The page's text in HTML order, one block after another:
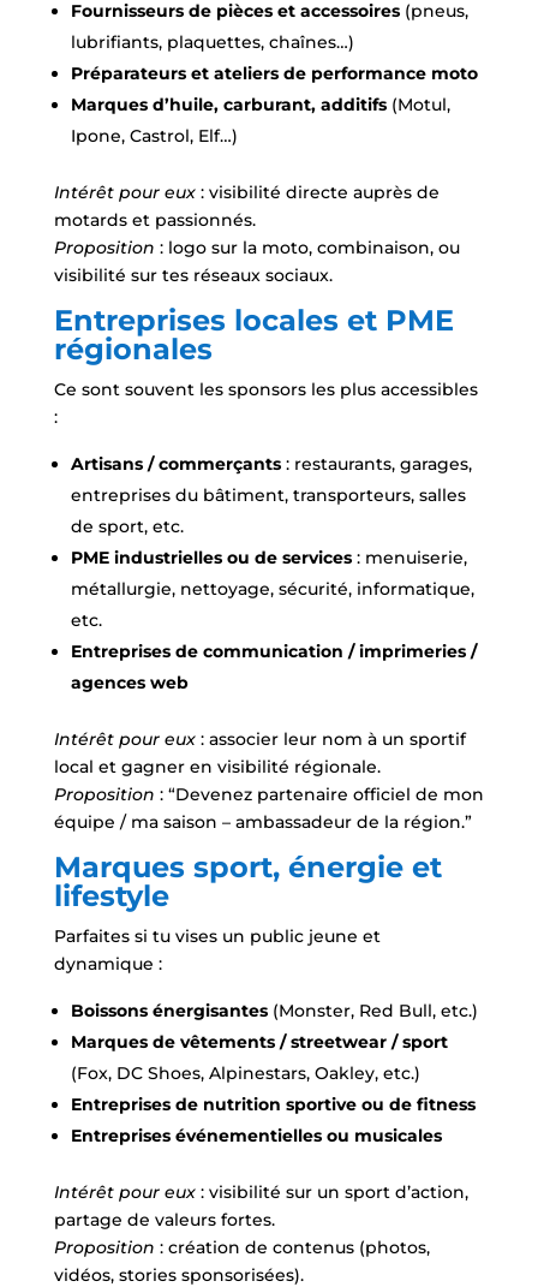
Fournisseurs de pièces et accessoires(pneus,
lubrifiants, plaquettes, chaînes…)
Préparateurs et ateliers de performance moto
Marques d’huile, carburant, additifs(Motul,
Ipone, Castrol, Elf…)
Intérêt pour eux: visibilité directe auprès de
motards et passionnés.
Proposition : logo sur la moto, combinaison, ou
visibilité sur tes réseaux sociaux.
Entreprises locales et PME
régionales
Ce sont souvent les sponsors les plus accessibles
:
Artisans / commerçants: restaurants, garages,
entreprises du bâtiment, transporteurs, salles
de sport, etc.
PME industrielles ou de services: menuiserie,
métallurgie, nettoyage, sécurité, informatique,
etc.
Entreprises de communication / imprimeries /
agences web
Intérêt pour eux: associer leur nom à un sportif
local et gagner en visibilité régionale.
Proposition : “Devenez partenaire officiel de mon
équipe / ma saison – ambassadeur de la région.”
Marques sport, énergie et
lifestyle
Parfaites si tu vises un public jeune et
dynamique :
Boissons énergisantes(Monster, Red Bull, etc.)
Marques de vêtements / streetwear / sport
(Fox, DC Shoes, Alpinestars, Oakley, etc.)
Entreprises de nutrition sportive ou de fitness
Entreprises événementielles ou musicales
Intérêt pour eux: visibilité sur un sport d’action,
partage de valeurs fortes.
Proposition : création de contenus (photos,
vidéos, stories sponsorisées).